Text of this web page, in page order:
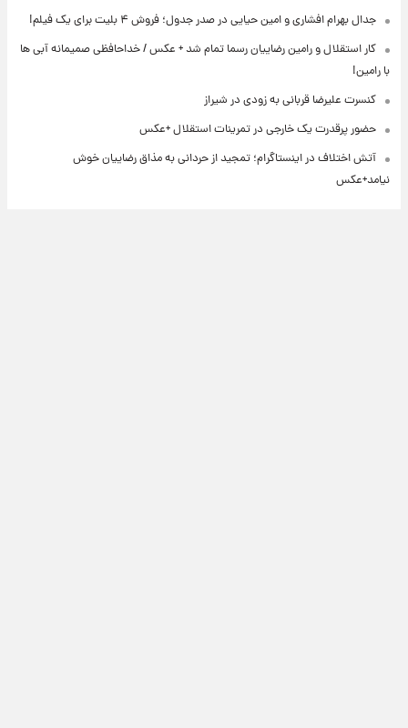
جدال بهرام افشاری و امین حیایی در صدر جدول؛ فروش ۴ بلیت برای یک فیلم!
کار استقلال و رامین رضاییان رسما تمام شد + عکس / خداحافظی صمیمانه آبی ها
با رامین!
کنسرت علیرضا قربانی به زودی در شیراز
حضور پرقدرت یک خارجی در تمرینات استقلال +عکس
آتش اختلاف در اینستاگرام؛ تمجید از حردانی به مذاق رضاییان خوش
نیامد+عکس